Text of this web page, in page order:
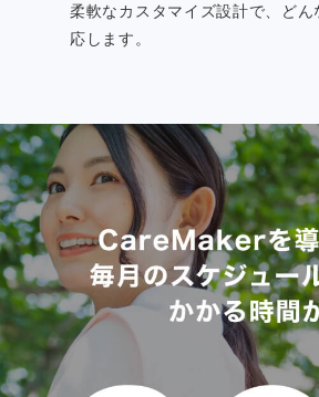
柔軟なカスタマイズ設計で、どん
応します。